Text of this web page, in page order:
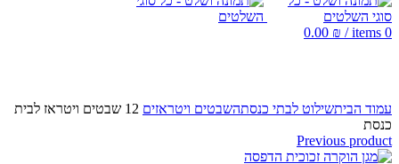
0
items
/
0.00 ₪
עמוד הביתשילוט לבתי כנסתהשבטים ויטראזים
12 שבטים ויטראז לבית
כנסת
Previous product